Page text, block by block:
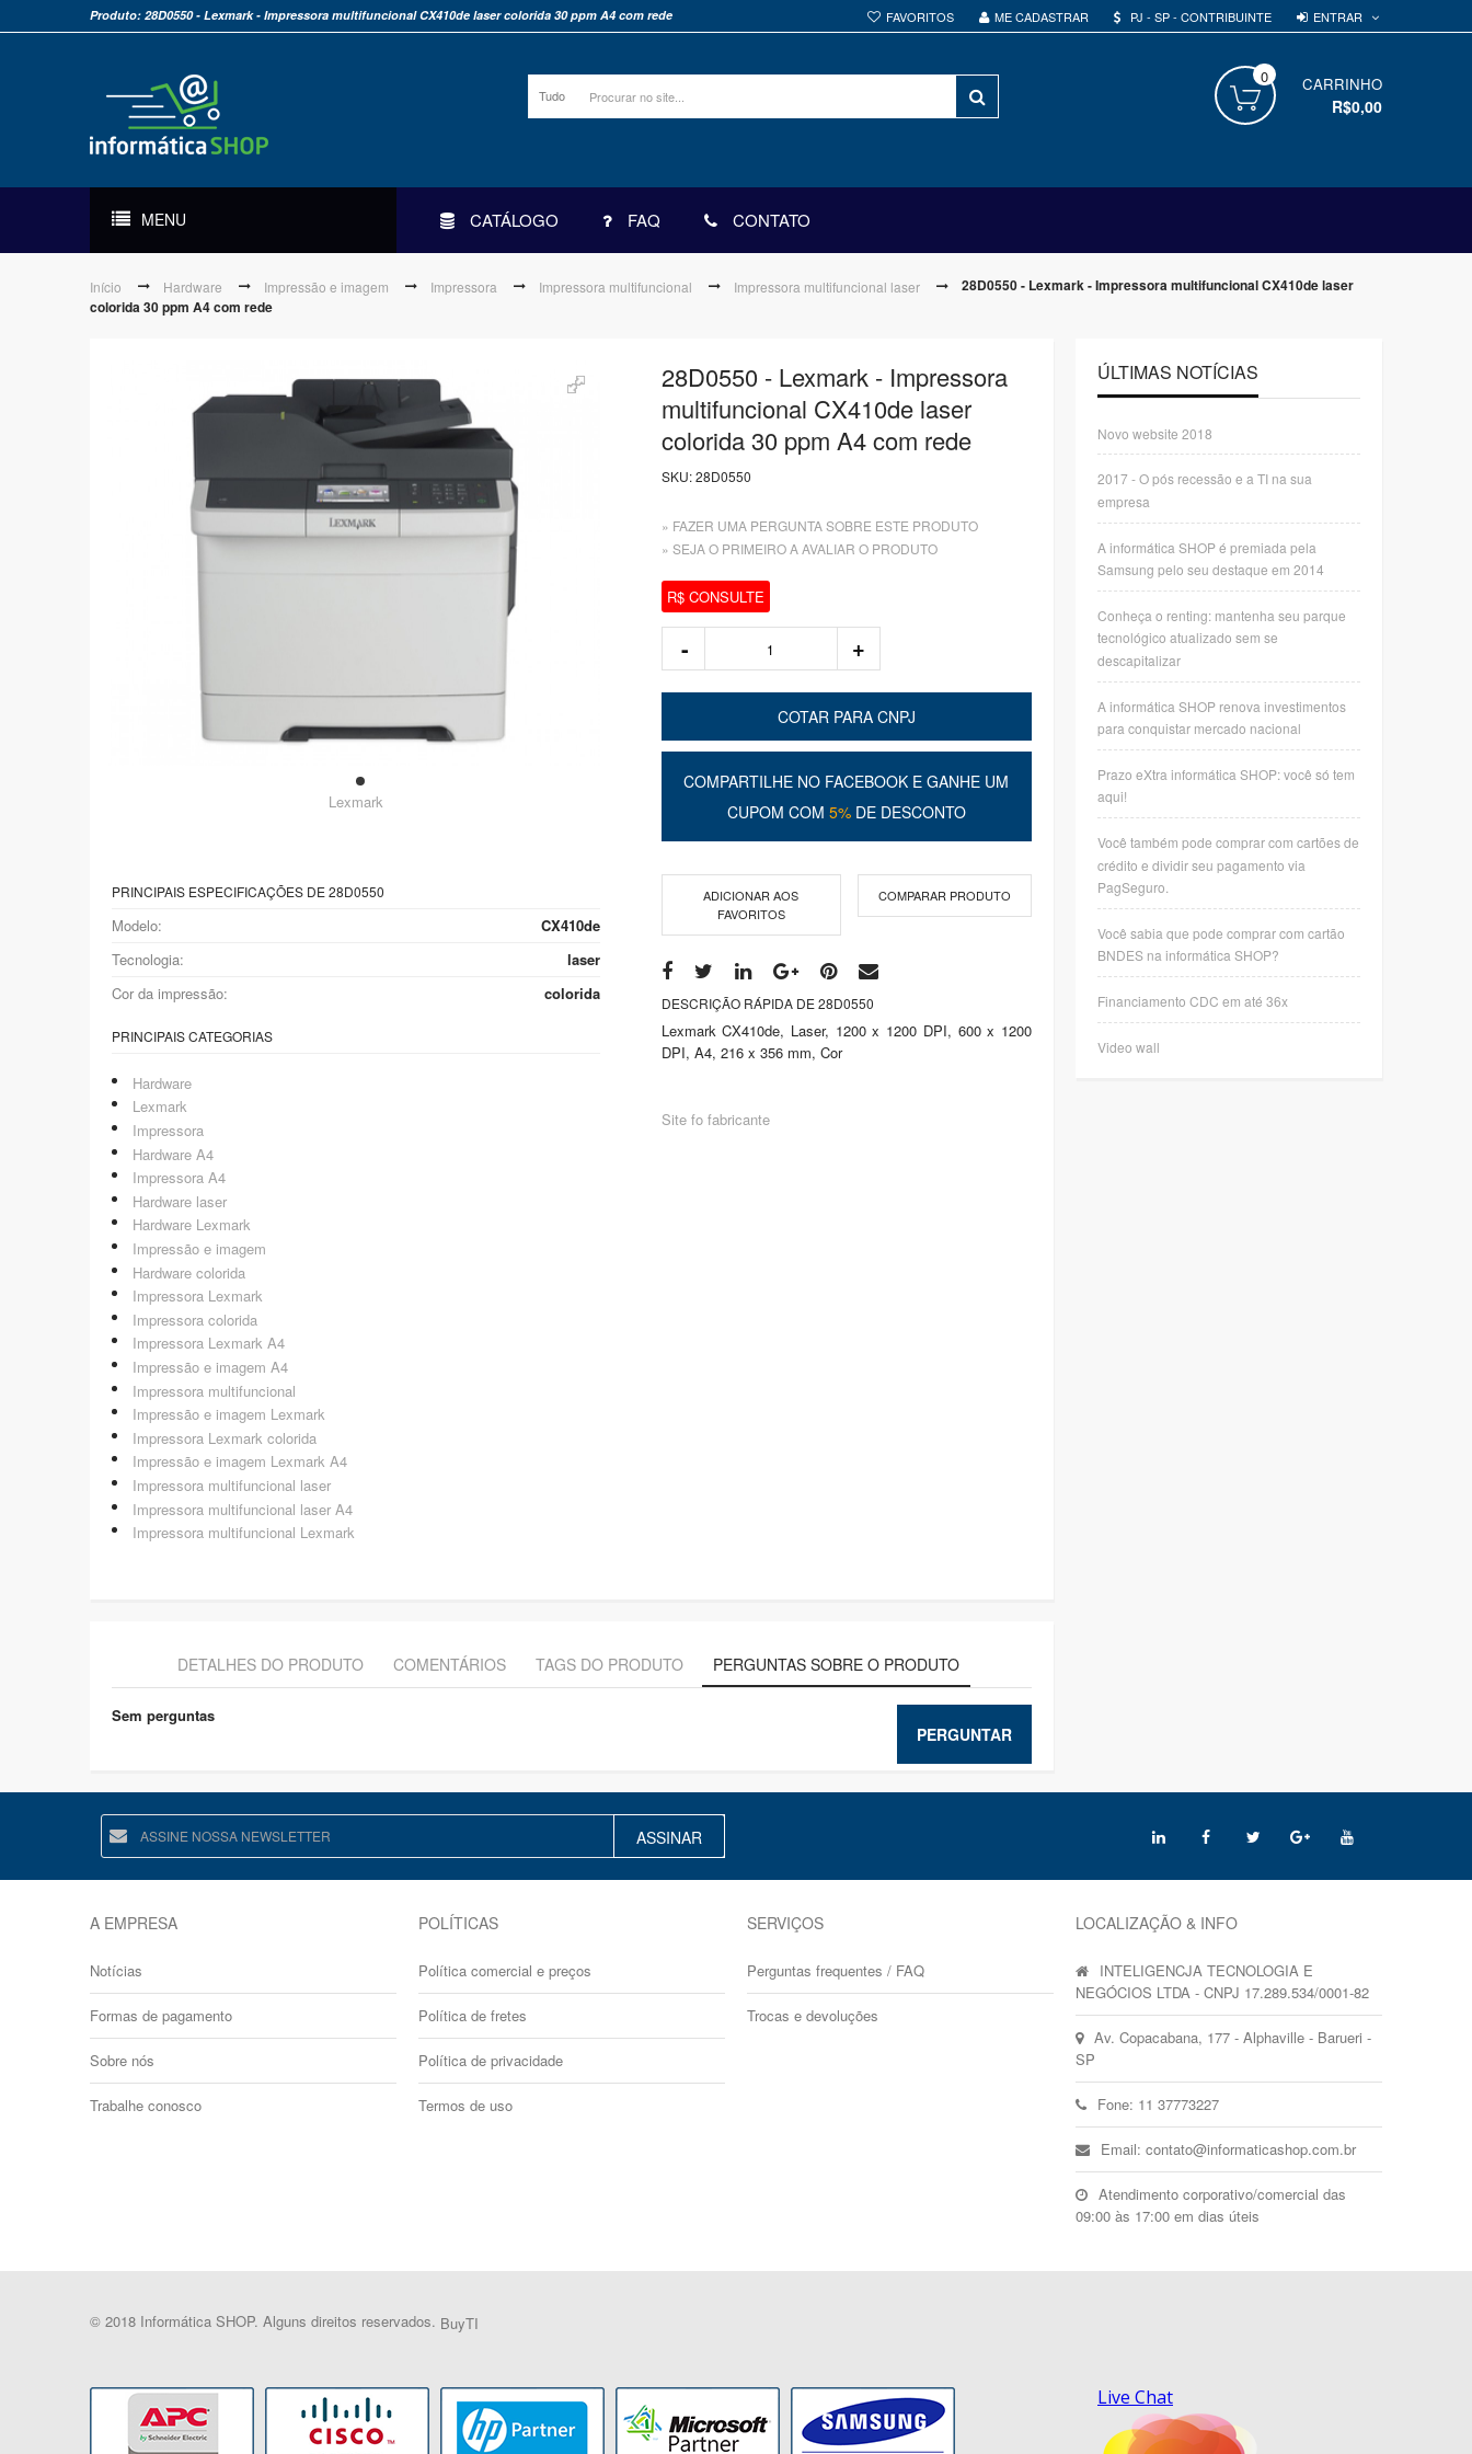
FAVORITOS ME CADASTRAR PJ - SP - CONTRIBUINTE ENTRAR
Produto: 28D0550 - Lexmark - Impressora multifuncional CX410de laser colorida 30 ppm A4 com rede
Tudo
CARRINHO
0
R$0,00
MENU CATÁLOGO FAQ CONTATO
Início Hardware Impressão e imagem Impressora Impressora multifuncional Impressora multifuncional laser
28D0550 - Lexmark - Impressora multifuncional CX410de laser
colorida 30 ppm A4 com rede
Lexmark
PRINCIPAIS ESPECIFICAÇÕES DE 28D0550
Modelo:
CX410de
Tecnologia:
laser
Cor da impressão:
colorida
PRINCIPAIS CATEGORIAS
Hardware
Lexmark
Impressora
Hardware A4
Impressora A4
Hardware laser
Hardware Lexmark
Impressão e imagem
Hardware colorida
Impressora Lexmark
Impressora colorida
Impressora Lexmark A4
Impressão e imagem A4
Impressora multifuncional
Impressão e imagem Lexmark
Impressora Lexmark colorida
Impressão e imagem Lexmark A4
Impressora multifuncional laser
Impressora multifuncional laser A4
Impressora multifuncional Lexmark
28D0550 - Lexmark - Impressora
multifuncional CX410de laser
colorida 30 ppm A4 com rede
SKU:28D0550
» FAZER UMA PERGUNTA SOBRE ESTE PRODUTO
» SEJA O PRIMEIRO A AVALIAR O PRODUTO
R$ CONSULTE
COTAR PARA CNPJ
COMPARTILHE NO FACEBOOK E GANHE UM
CUPOM COM 5%DE DESCONTO
ADICIONAR AOS
FAVORITOS
COMPARAR PRODUTO
DESCRIÇÃO RÁPIDA DE 28D0550
Lexmark CX410de, Laser, 1200 x 1200 DPI, 600 x 1200
DPI, A4, 216 x 356 mm, Cor
Site fo fabricante
DETALHES DO PRODUTO COMENTÁRIOS TAGS DO PRODUTO PERGUNTAS SOBRE O PRODUTO
PERGUNTAR
Sem perguntas
ÚLTIMAS NOTÍCIAS
Novo website 2018
2017 - O pós recessão e a TI na sua
empresa
A informática SHOP é premiada pela
Samsung pelo seu destaque em 2014
Conheça o renting: mantenha seu parque
tecnológico atualizado sem se
descapitalizar
A informática SHOP renova investimentos
para conquistar mercado nacional
Prazo eXtra informática SHOP: você só tem
aqui!
Você também pode comprar com cartões de
crédito e dividir seu pagamento via
PagSeguro.
Você sabia que pode comprar com cartão
BNDES na informática SHOP?
Financiamento CDC em até 36x
Video wall
ASSINAR
A EMPRESA
Notícias
Formas de pagamento
Sobre nós
Trabalhe conosco
POLÍTICAS
Política comercial e preços
Política de fretes
Política de privacidade
Termos de uso
SERVIÇOS
Perguntas frequentes / FAQ
Trocas e devoluções
LOCALIZAÇÃO & INFO
INTELIGENCJA TECNOLOGIA E
NEGÓCIOS LTDA - CNPJ 17.289.534/0001-82
Av. Copacabana, 177 - Alphaville - Barueri -
SP
Fone: 11 37773227
Email: contato@informaticashop.com.br
Atendimento corporativo/comercial das
09:00 às 17:00 em dias úteis
© 2018 Informática SHOP. Alguns direitos reservados. BuyTI